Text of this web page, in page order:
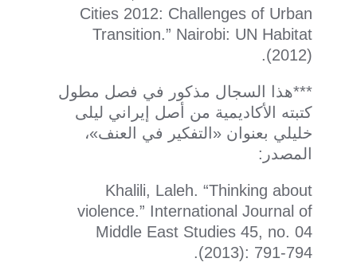
Cities 2012: Challenges of Urban
Transition.” Nairobi: UN Habitat
(2012).
***هذا السجال مذكور في فصل مطول
كتبته الأكاديمية من أصل إيراني ليلى
خليلي بعنوان «التفكير في العنف»،
المصدر:
Khalili, Laleh. “Thinking about
violence.” International Journal of
Middle East Studies 45, no. 04
(2013): 791-794.